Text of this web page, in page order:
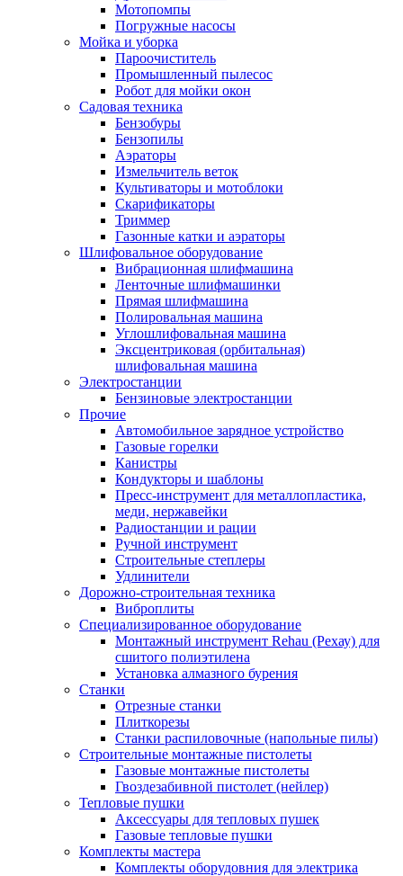
Мотопомпы
Погружные насосы
Мойка и уборка
Пароочиститель
Промышленный пылесос
Робот для мойки окон
Садовая техника
Бензобуры
Бензопилы
Аэраторы
Измельчитель веток
Культиваторы и мотоблоки
Скарификаторы
Триммер
Газонные катки и аэраторы
Шлифовальное оборудование
Вибрационная шлифмашина
Ленточные шлифмашинки
Прямая шлифмашина
Полировальная машина
Углошлифовальная машина
Эксцентриковая (орбитальная)
шлифовальная машина
Электростанции
Бензиновые электростанции
Прочие
Автомобильное зарядное устройство
Газовые горелки
Канистры
Кондукторы и шаблоны
Пресс-инструмент для металлопластика,
меди, нержавейки
Радиостанции и рации
Ручной инструмент
Строительные степлеры
Удлинители
Дорожно-строительная техника
Виброплиты
Специализированное оборудование
Монтажный инструмент Rehau (Рехау) для
сшитого полиэтилена
Установка алмазного бурения
Станки
Отрезные станки
Плиткорезы
Станки распиловочные (напольные пилы)
Строительные монтажные пистолеты
Газовые монтажные пистолеты
Гвоздезабивной пистолет (нейлер)
Тепловые пушки
Аксессуары для тепловых пушек
Газовые тепловые пушки
Комплекты мастера
Комплекты оборудовния для электрика